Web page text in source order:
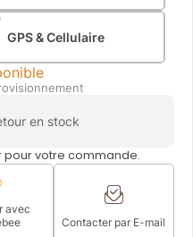
GPS & Cellulaire
en stock
votre commande.
avec
Contacter par E-mail